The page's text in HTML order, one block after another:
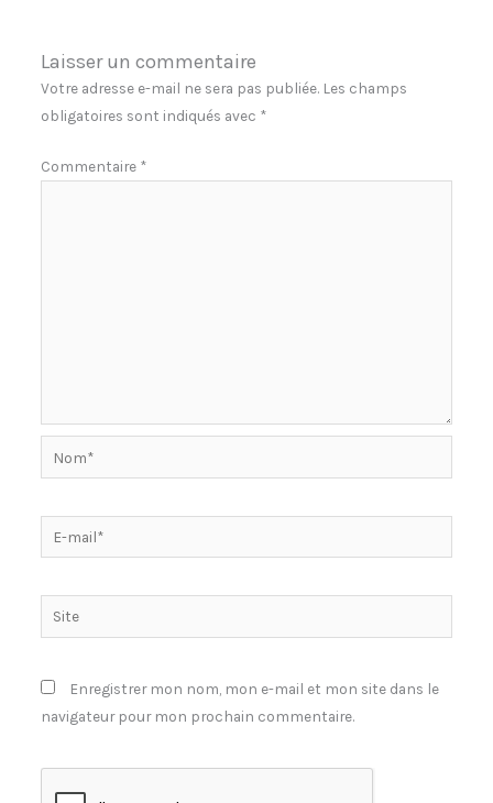
Laisser un commentaire
Votre adresse e-mail ne sera pas publiée. Les champs
obligatoires sont indiqués avec *
Commentaire *
mail*
Site
Enregistrer mon nom, mon e-mail et mon site dans le
navigateur pour mon prochain commentaire.